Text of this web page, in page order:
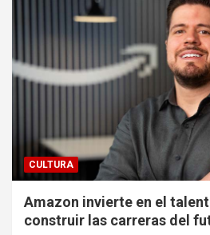
CULTURA
Amazon invierte en el
construir las carreras del